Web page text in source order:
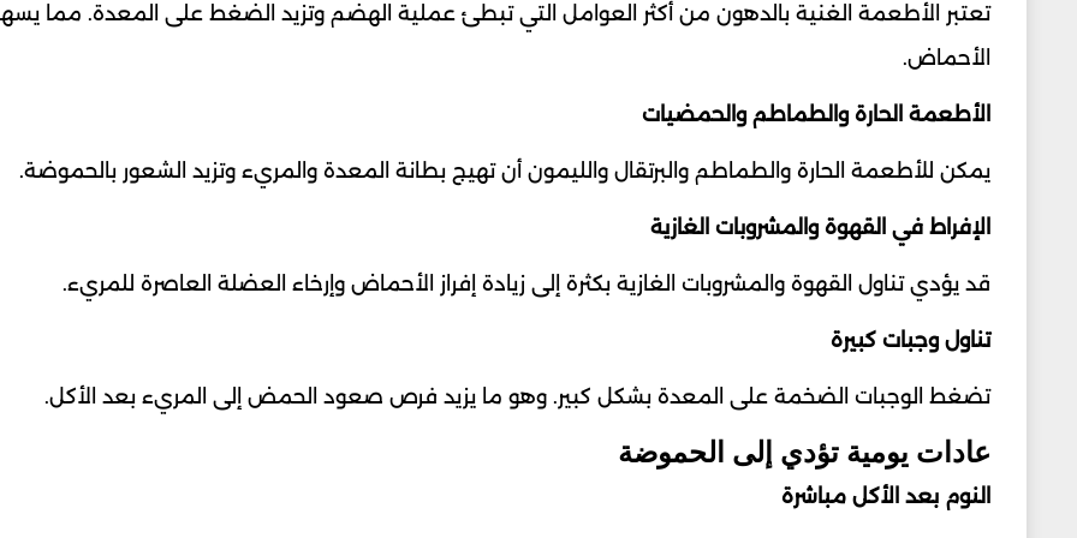
تعتبر الأطعمة الغنية بالدهون من أكثر العوامل التي تبطئ عملية الهضم وتزيد الضغط على المعدة. مما
الأحماض.
الأطعمة الحارة والطماطم والحمضيات
يمكن للأطعمة الحارة والطماطم والبرتقال والليمون أن تهيج بطانة المعدة والمريء وتزيد الشعور بالحموضة.
الإفراط في القهوة والمشروبات الغازية
قد يؤدي تناول القهوة والمشروبات الغازية بكثرة إلى زيادة إفراز الأحماض وإرخاء العضلة العاصرة للمريء.
تناول وجبات كبيرة
تضغط الوجبات الضخمة على المعدة بشكل كبير. وهو ما يزيد فرص صعود الحمض إلى المريء بعد الأكل.
عادات يومية تؤدي إلى الحموضة
النوم بعد الأكل مباشرة